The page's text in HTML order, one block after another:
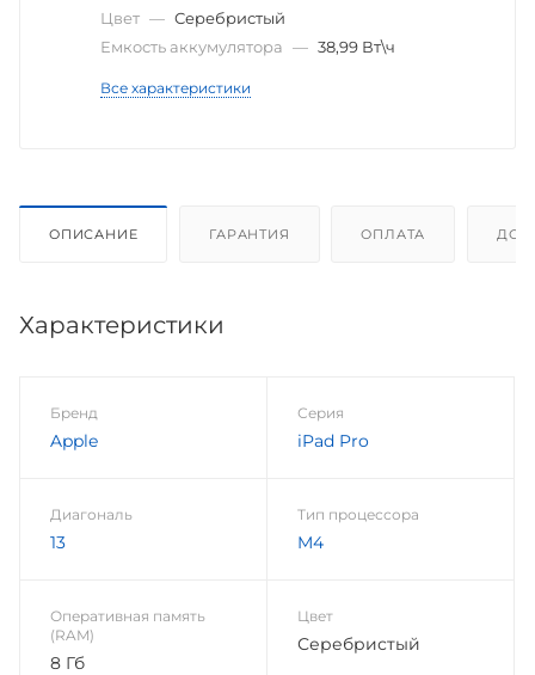
Цвет — Серебристый
Емкость аккумулятора — 38,99 Вт\ч
Все характеристики
ОПИСАНИЕ ГАРАНТИЯ ОПЛАТА
Характеристики
Бренд
Apple
Серия
iPad Pro
Диагональ
13
Тип процессора
M4
Оперативная память
(RAM)
8 Гб
Цвет
Серебристый